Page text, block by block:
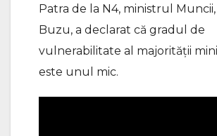
Patra de la N4, ministrul
Buzu, a declarat că gradul de
vulnerabilitate al majorității
este unul mic.